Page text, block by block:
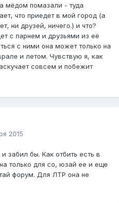
мёдом помазали - туда
что приедет в мой город (а
ни друзей, ничего.) и что?
с парнем и друзьями из её
с ними она может только на
и летом. Чувствую я, как
совсем и побежит
2015
забил бы. Как отбить есть в
только для со, юзай ее и еще
форум. Для ЛТР она не